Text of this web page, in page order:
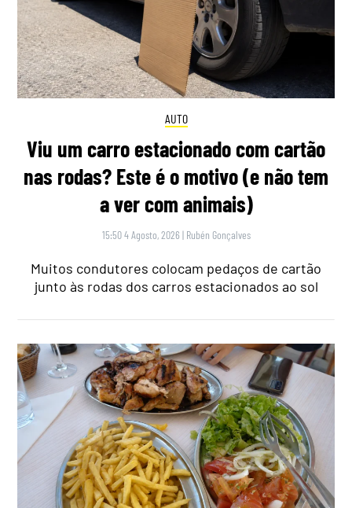
AUTO
Viu um carro estacionado com cartão
nas rodas? Este é o motivo (e não tem
a ver com animais)
15:50 4 Agosto, 2026 | Rubén Gonçalves
Muitos condutores colocam pedaços de cartão
junto às rodas dos carros estacionados ao sol